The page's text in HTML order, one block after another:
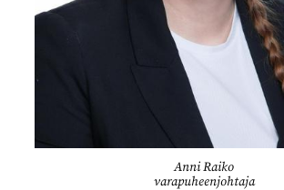
Anni Raiko
varapuheenjohtaja